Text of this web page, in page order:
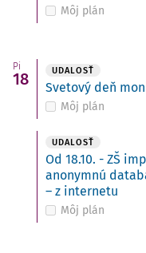
Môj plán
Pi
18 UDALOSŤ
Svetový deň
Môj plán
UDALOSŤ
Od 18.10. - ZŠ
anonymnú
– z internetu
Môj plán